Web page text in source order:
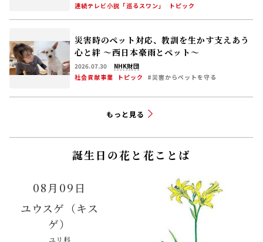
連続テレビ小説「巡るスワン」
トピック
災害時のペット対応、教訓を生かす――支えあう
心と絆 〜西日本豪雨とペット〜
2026.07.30
NHK財団
社会貢献事業
トピック #災害からペットを守る
もっと見る
誕生日の花と花ことば
08月09日
ユウスゲ（キス
ゲ）
ユリ科